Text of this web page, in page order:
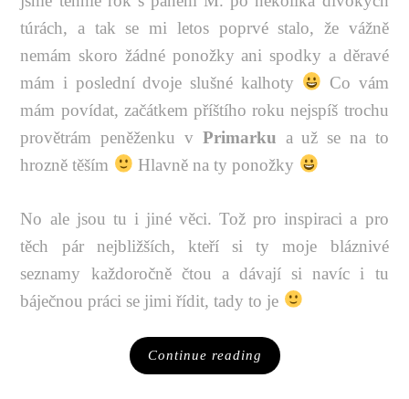
túrách, a tak se mi letos poprvé stalo, že vážně
nemám skoro žádné ponožky ani spodky a děravé
mám i poslední dvoje slušné kalhoty
Co vám
mám povídat, začátkem příštího roku nejspíš trochu
provětrám peněženku v Primarku a už se na to
hrozně těším
Hlavně na ty ponožky
No ale jsou tu i jiné věci. Tož pro inspiraci a pro
těch pár nejbližších, kteří si ty moje bláznivé
seznamy každoročně čtou a dávají si navíc i tu
báječnou práci se jimi řídit, tady to je
Continue reading